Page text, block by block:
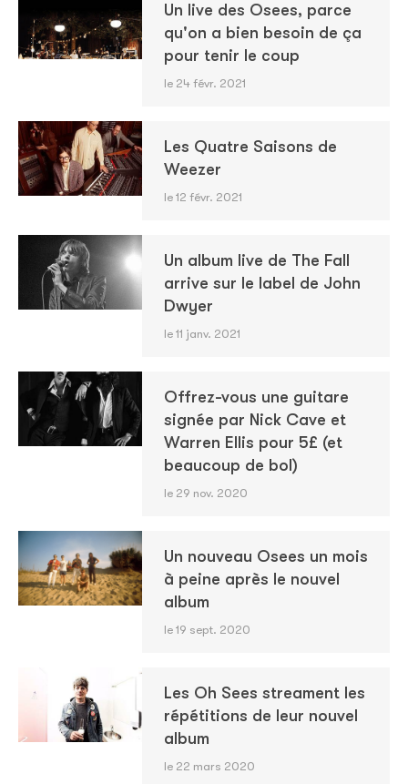
Un live des Osees, parce
qu'on a bien besoin de ça
pour tenir le coup
le 24 févr. 2021
Les Quatre Saisons de
Weezer
le 12 févr. 2021
Un album live de The Fall
arrive sur le label de John
Dwyer
le 11 janv. 2021
Offrez-vous une guitare
signée par Nick Cave et
Warren Ellis pour 5£ (et
beaucoup de bol)
le 29 nov. 2020
Un nouveau Osees un mois
à peine après le nouvel
album
le 19 sept. 2020
Les Oh Sees streament les
répétitions de leur nouvel
album
le 22 mars 2020